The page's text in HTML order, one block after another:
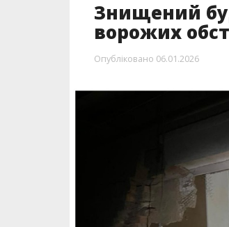
Знищений
ворожих
Опубліковано 06.01.2026